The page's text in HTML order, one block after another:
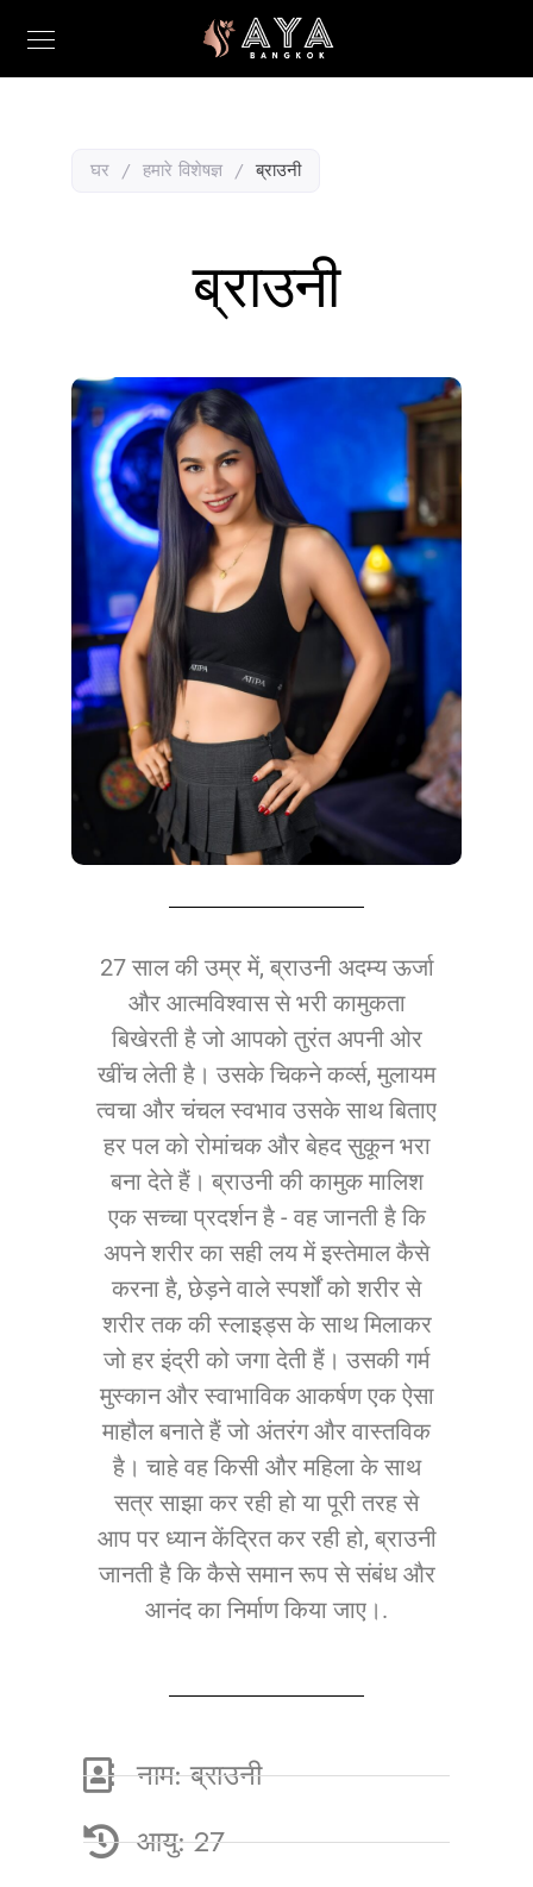
घर / हमारे विशेषज्ञ / ब्राउनी
ब्राउनी
27 साल की उम्र में, ब्राउनी अदम्य ऊर्जा
और आत्मविश्वास से भरी कामुकता
बिखेरती है जो आपको तुरंत अपनी ओर
खींच लेती है। उसके चिकने कर्व्स, मुलायम
त्वचा और चंचल स्वभाव उसके साथ बिताए
हर पल को रोमांचक और बेहद सुकून भरा
बना देते हैं। ब्राउनी की कामुक मालिश
एक सच्चा प्रदर्शन है - वह जानती है कि
अपने शरीर का सही लय में इस्तेमाल कैसे
करना है, छेड़ने वाले स्पर्शों को शरीर से
शरीर तक की स्लाइड्स के साथ मिलाकर
जो हर इंद्री को जगा देती हैं। उसकी गर्म
मुस्कान और स्वाभाविक आकर्षण एक ऐसा
माहौल बनाते हैं जो अंतरंग और वास्तविक
है। चाहे वह किसी और महिला के साथ
सत्र साझा कर रही हो या पूरी तरह से
आप पर ध्यान केंद्रित कर रही हो, ब्राउनी
जानती है कि कैसे समान रूप से संबंध और
आनंद का निर्माण किया जाए।.
नाम: ब्राउनी
आयु: 27